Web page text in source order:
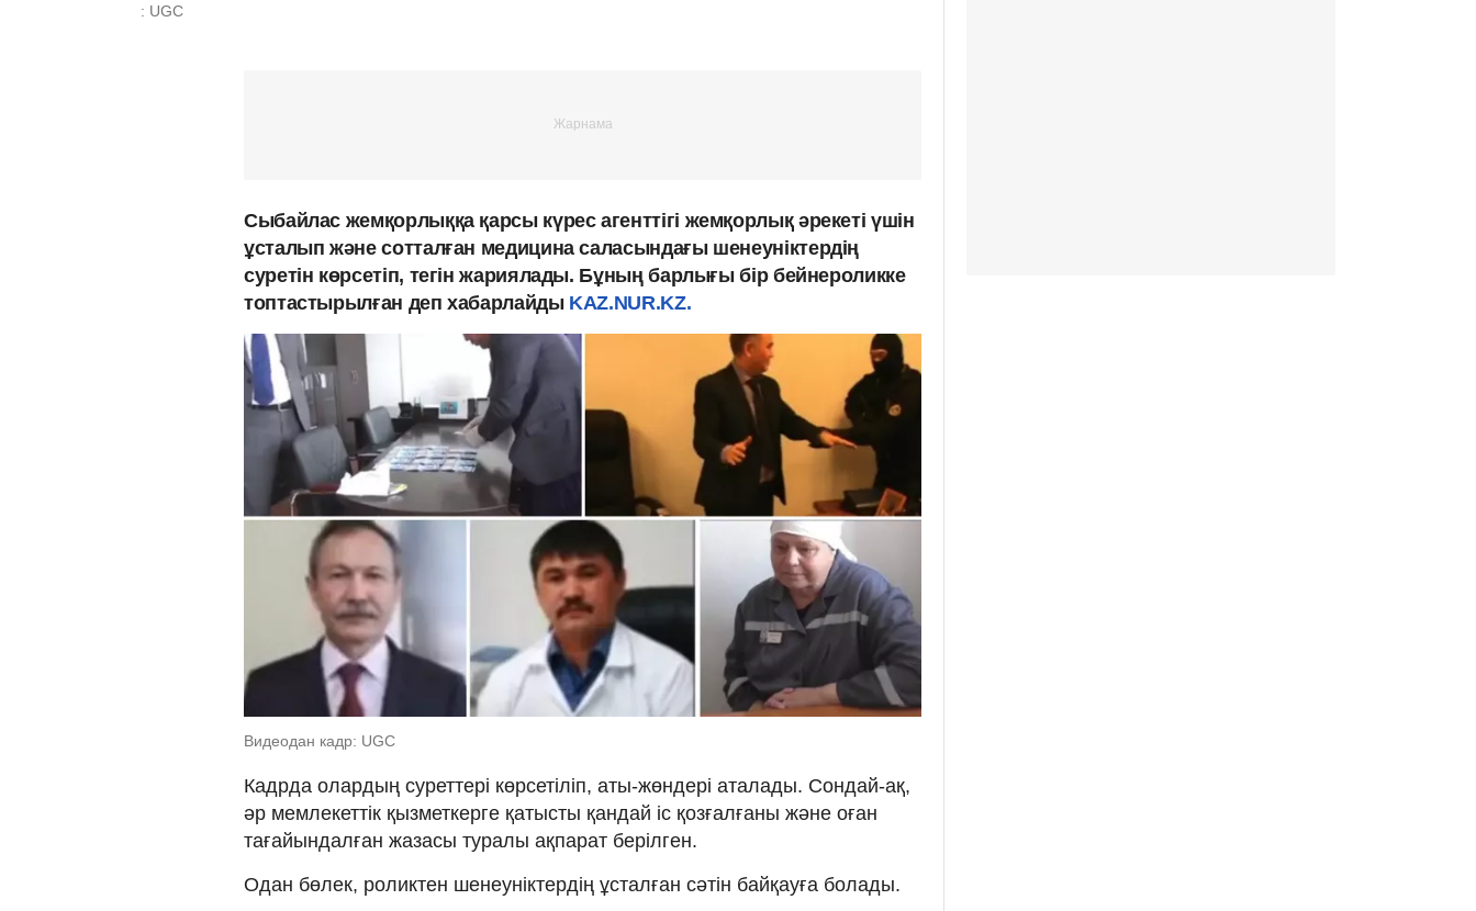
: UGC
Сыбайлас жемқорлыққа қарсы күрес агенттігі жемқорлық әрекеті үшін
ұсталып және сотталған медицина саласындағы шенеуніктердің
суретін көрсетіп, тегін жариялады. Бұның барлығы бір бейнероликке
топтастырылған деп хабарлайды KAZ.NUR.KZ.
Видеодан кадр: UGC
Кадрда олардың суреттері көрсетіліп, аты-жөндері аталады. Сондай-ақ,
әр мемлекеттік қызметкерге қатысты қандай іс қозғалғаны және оған
тағайындалған жазасы туралы ақпарат берілген.
Одан бөлек, роликтен шенеуніктердің ұсталған сәтін байқауға болады.